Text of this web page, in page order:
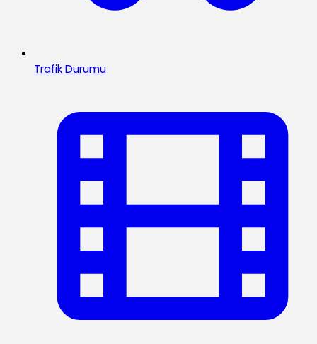
Trafik Durumu